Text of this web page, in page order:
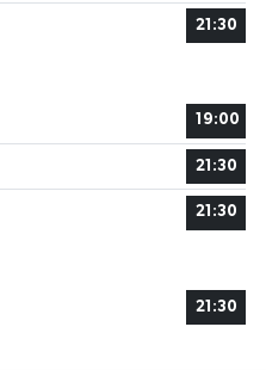
21:30
19:00
21:30
21:30
21:30